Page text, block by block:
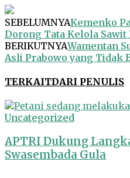
SEBELUMNYAKemenko
Dorong Tata Kelola
BERIKUTNYAWamentan
Asli Prabowo yang Tidak
TERKAITDARI PENULIS
Uncategorized
APTRI Dukung
Swasembada Gula